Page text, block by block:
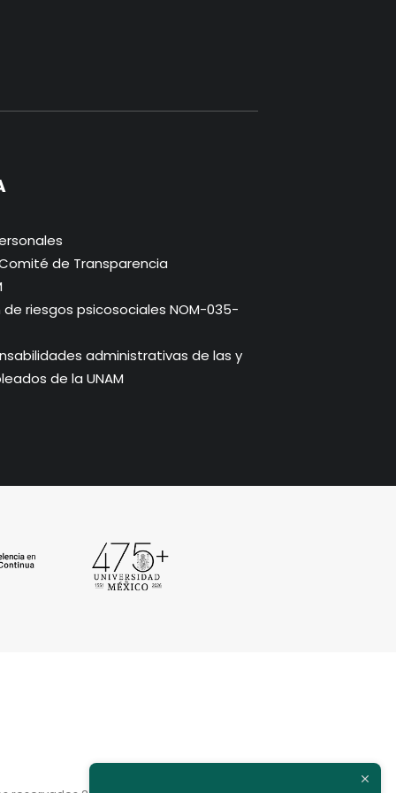
de Transparencia
riesgos psicosociales NOM-035-
administrativas de las y
de la UNAM